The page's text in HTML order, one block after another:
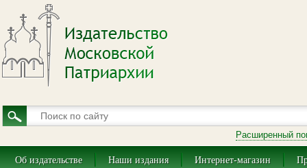
Расширенный
Об издательстве Наши издания Интернет-магазин